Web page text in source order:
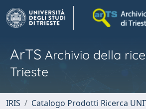
ArTS Archivio della
Trieste
IRIS
Catalogo Prodotti Ricerca